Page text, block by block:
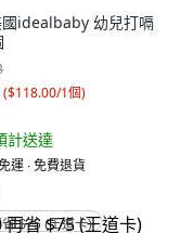
idealbaby 幼兒打嗝
($118.00/1個)
計送達
運 ∙ 免費退貨
$75 (王道卡)